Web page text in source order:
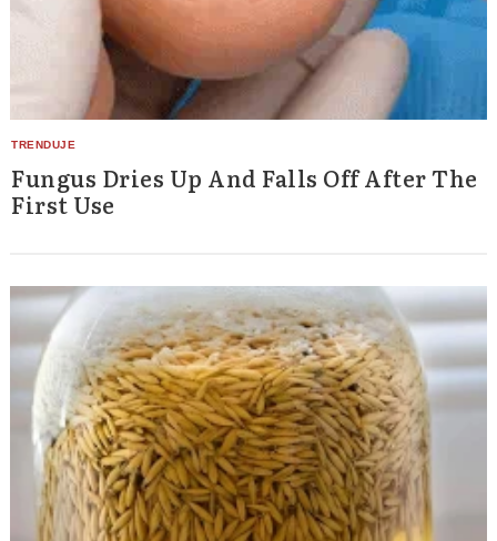
Fungus Dries Up And Falls Off After The
First Use